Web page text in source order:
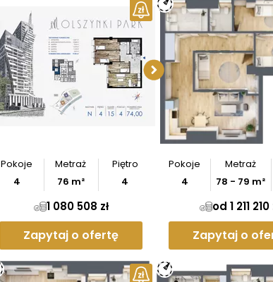
Pobierz rzut Pobierz
Pokoje
4
Metraż
76 m²
Piętro
4
1 080 508 zł
Zapytaj o ofertę
Pokoje
4
Metraż
78 - 79 m²
od 1 211 210
Zapytaj o